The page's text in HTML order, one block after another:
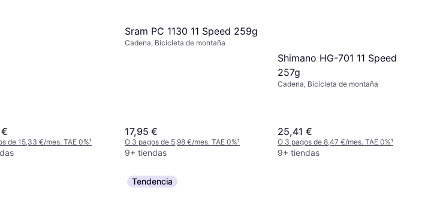
de 15,33 €/mes. TAE 0%¹
Sram PC 1130 11 Speed 259g
Cadena, Bicicleta de montaña
17,95 €
O 3 pagos de 5,98 €/mes. TAE 0%¹
9+ tiendas
Shimano HG-701 11 Speed
257g
Cadena, Bicicleta de montaña
25,41 €
O 3 pagos de 8,47 €/mes. TAE 0%¹
9+ tiendas
Tendencia